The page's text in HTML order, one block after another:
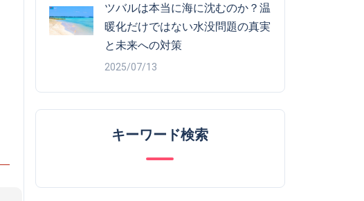
ツバルは本当に海に沈むのか？温
暖化だけではない水没問題の真実
と未来への対策
2025/07/13
キーワード検索